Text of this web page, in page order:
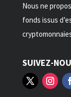
Nous ne
fonds issus
SUIVEZ-